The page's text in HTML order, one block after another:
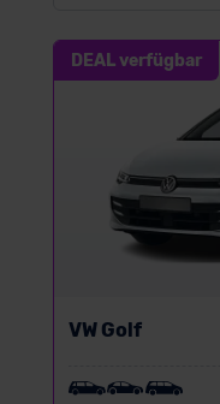
DEAL verfügbar
VW Golf